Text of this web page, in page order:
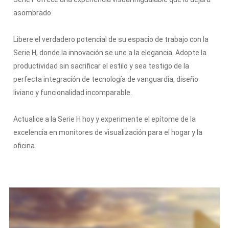
asombrado.
Libere el verdadero potencial de su espacio de trabajo con la
Serie H, donde la innovación se une a la elegancia.Adopte la
productividad sin sacrificar el estilo y sea testigo de la
perfecta integración de tecnología de vanguardia, diseño
liviano y funcionalidad incomparable.
Actualice a la Serie H hoy y experimente el epítome de la
excelencia en monitores de visualización para el hogar y la
oficina.